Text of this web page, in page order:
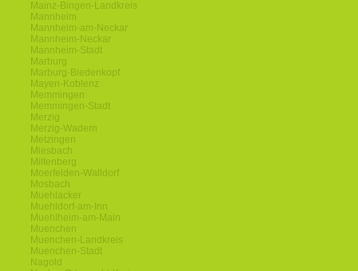
Mainz-Bingen-Landkreis
Mannheim
Mannheim-am-Neckar
Mannheim-Neckar
Mannheim-Stadt
Marburg
Marburg-Biedenkopf
Mayen-Koblenz
Memmingen
Memmingen-Stadt
Merzig
Merzig-Wadern
Metzingen
Miesbach
Miltenberg
Moerfelden-Walldorf
Mosbach
Muehlacker
Muehldorf-am-Inn
Muehlheim-am-Main
Muenchen
Muenchen-Landkreis
Muenchen-Stadt
Nagold